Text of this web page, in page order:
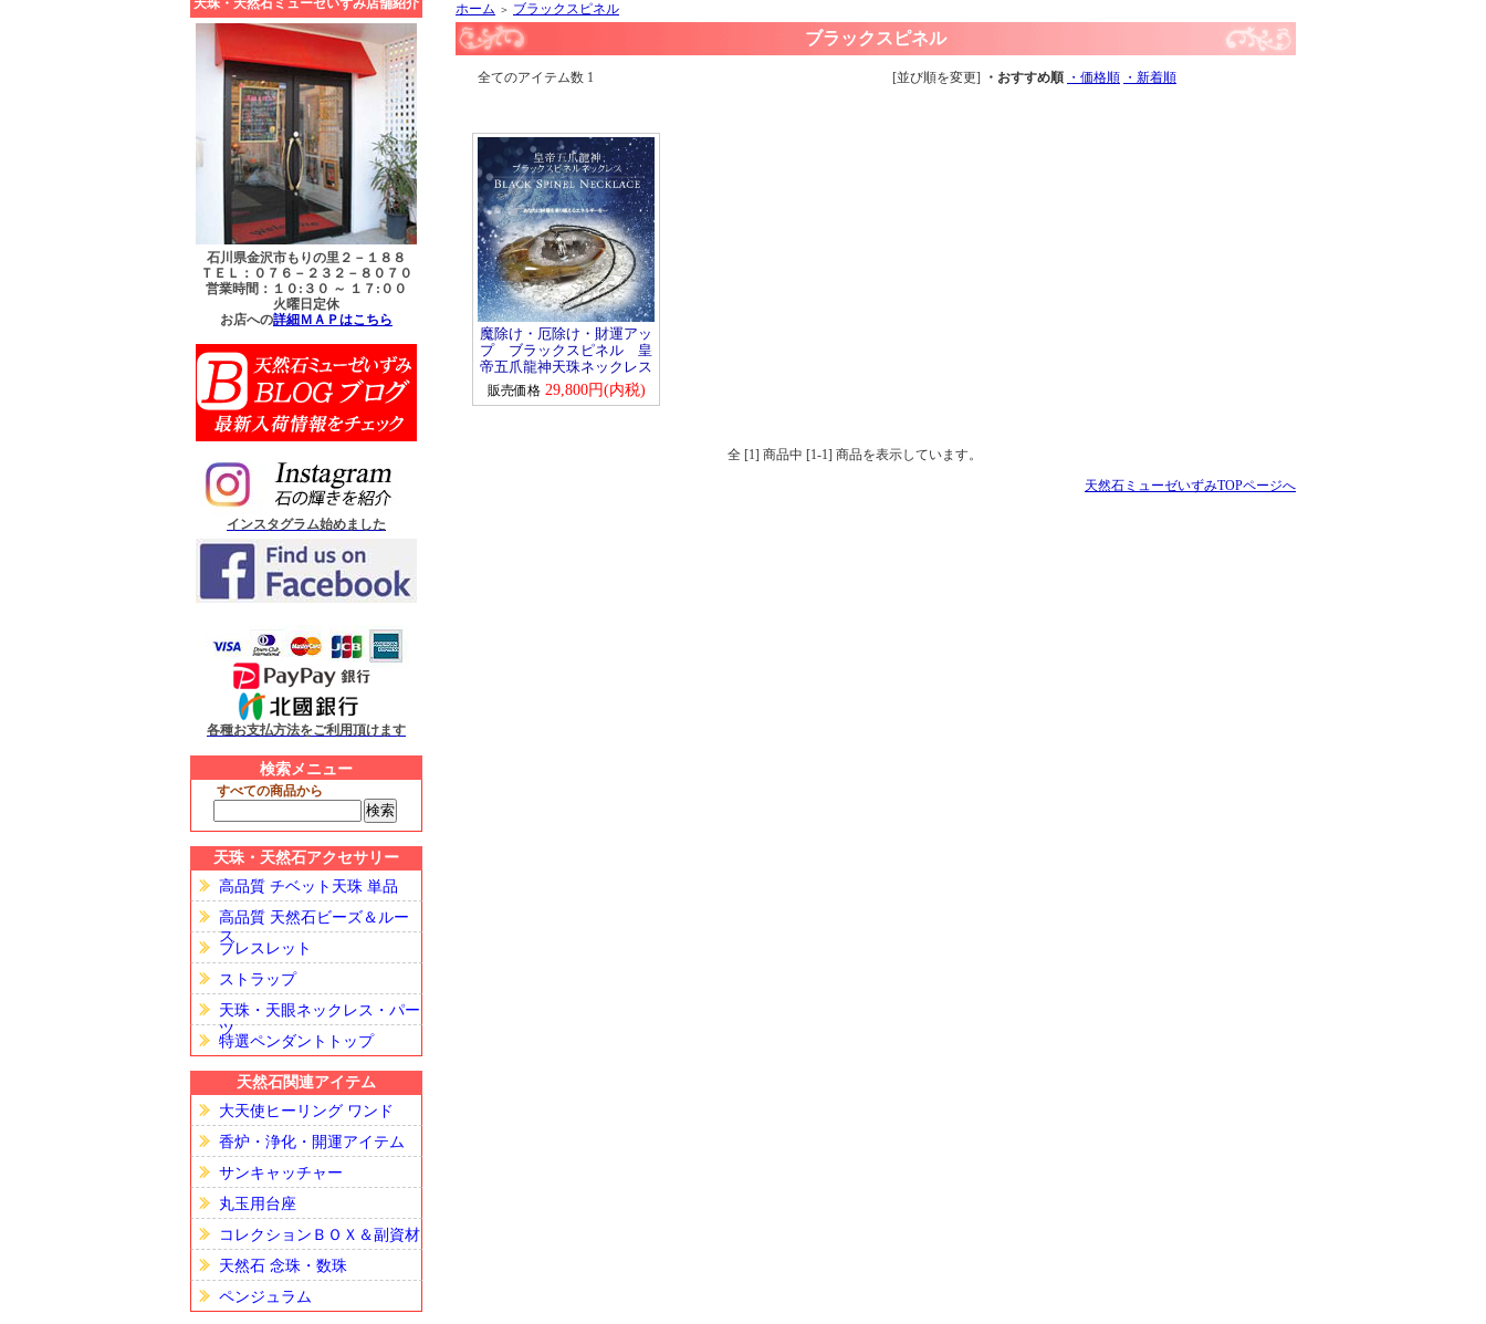
天珠・天然石ミューゼいずみ店舗紹介
石川県金沢市もりの里２－１８８
ＴＥＬ：０７６－２３２－８０７０
営業時間：１０:３０ ～ １７:００
火曜日定休
お店への詳細ＭＡＰはこちら
インスタグラム始めました
各種お支払方法をご利用頂けます
検索メニュー
すべての商品から
天珠・天然石アクセサリー
高品質 チベット天珠 単品
高品質 天然石ビーズ＆ルー
ス
ブレスレット
ストラップ
天珠・天眼ネックレス・パー
ツ
特選ペンダントトップ
天然石関連アイテム
大天使ヒーリング ワンド
香炉・浄化・開運アイテム
サンキャッチャー
丸玉用台座
コレクションＢＯＸ＆副資材
天然石 念珠・数珠
ペンジュラム
ホーム ＞ ブラックスピネル
ブラックスピネル
全てのアイテム数 1 [並び順を変更] ・おすすめ順 ・価格順 ・新着順
魔除け・厄除け・財運アッ
プ ブラックスピネル 皇
帝五爪龍神天珠ネックレス
販売価格29,800円(内税)
全 [1] 商品中 [1-1] 商品を表示しています。
天然石ミューゼいずみTOPページへ